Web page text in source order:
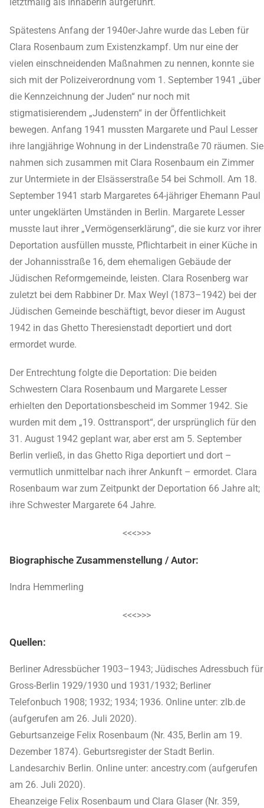
Spätestens Anfang der 1940er-Jahre wurde das Leben für
Clara Rosenbaum zum Existenzkampf. Um nur eine der
vielen einschneidenden Maßnahmen zu nennen, konnte sie
sich mit der Polizeiverordnung vom 1. September 1941 „über
die Kennzeichnung der Juden“ nur noch mit
stigmatisierendem „Judenstern“ in der Öffentlichkeit
bewegen. Anfang 1941 mussten Margarete und Paul Lesser
ihre langjährige Wohnung in der Lindenstraße 70 räumen. Sie
nahmen sich zusammen mit Clara Rosenbaum ein Zimmer
zur Untermiete in der Elsässerstraße 54 bei Schmoll. Am 18.
September 1941 starb Margaretes 64-jähriger Ehemann Paul
unter ungeklärten Umständen in Berlin. Margarete Lesser
musste laut ihrer „Vermögenserklärung“, die sie kurz vor ihrer
Deportation ausfüllen musste, Pflichtarbeit in einer Küche in
der Johannisstraße 16, dem ehemaligen Gebäude der
Jüdischen Reformgemeinde, leisten. Clara Rosenberg war
zuletzt bei dem Rabbiner Dr. Max Weyl (1873–1942) bei der
Jüdischen Gemeinde beschäftigt, bevor dieser im August
1942 in das Ghetto Theresienstadt deportiert und dort
ermordet wurde.
Der Entrechtung folgte die Deportation: Die beiden
Schwestern Clara Rosenbaum und Margarete Lesser
erhielten den Deportationsbescheid im Sommer 1942. Sie
wurden mit dem „19. Osttransport“, der ursprünglich für den
31. August 1942 geplant war, aber erst am 5. September
Berlin verließ, in das Ghetto Riga deportiert und dort –
vermutlich unmittelbar nach ihrer Ankunft – ermordet. Clara
Rosenbaum war zum Zeitpunkt der Deportation 66 Jahre alt;
ihre Schwester Margarete 64 Jahre.
<<<>>>
Biographische Zusammenstellung / Autor:
Indra Hemmerling
<<<>>>
Quellen:
Berliner Adressbücher 1903–1943; Jüdisches Adressbuch für
Gross-Berlin 1929/1930 und 1931/1932; Berliner
Telefonbuch 1908; 1932; 1934; 1936. Online unter: zlb.de
(aufgerufen am 26. Juli 2020).
Geburtsanzeige Felix Rosenbaum (Nr. 435, Berlin am 19.
Dezember 1874). Geburtsregister der Stadt Berlin.
Landesarchiv Berlin. Online unter: ancestry.com (aufgerufen
am 26. Juli 2020).
Eheanzeige Felix Rosenbaum und Clara Glaser (Nr. 359,